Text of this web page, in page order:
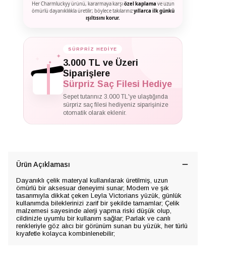
Her Charmluckyy ürünü, kararmaya karşıözel kaplama ve uzun
ömürlü dayanıklılıkla üretilir; böylece takılarınızyıllarca ilk günkü
ışıltısını korur.
✦
✦
SÜRPRİZ HEDİYE
3.000 TL ve Üzeri
Siparişlere
Sürpriz Saç Filesi Hediye
Sepet tutarınız 3.000 TL'ye ulaştığında
sürpriz saç filesi hediyeniz siparişinize
otomatik olarak eklenir.
Ürün Açıklaması
Dayanıklı çelik materyal kullanılarak üretilmiş, uzun
ömürlü bir aksesuar deneyimi sunar; Modern ve şık
tasarımıyla dikkat çeken Leyla Victorians yüzük, günlük
kullanımda bileklerinizi zarif bir şekilde tamamlar; Çelik
malzemesi sayesinde alerji yapma riski düşük olup,
cildinizle uyumlu bir kullanım sağlar; Parlak ve canlı
renkleriyle göz alıcı bir görünüm sunan bu yüzük, her türlü
kıyafetle kolayca kombinlenebilir;